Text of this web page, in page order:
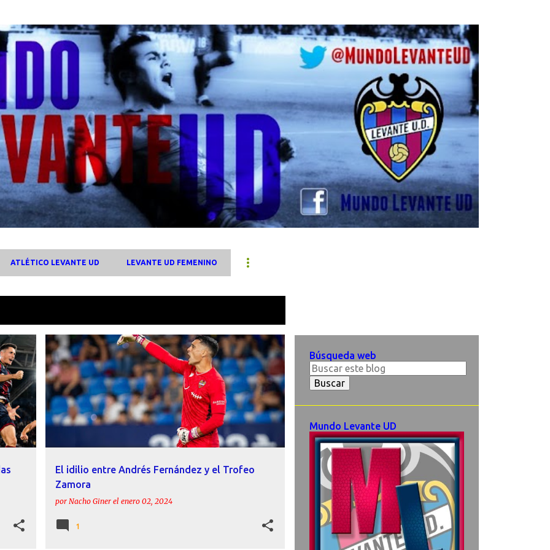
ATLÉTICO LEVANTE UD LEVANTE UD FEMENINO
+1
El idilio entre Andrés Fernández y el Trofeo
Zamora
por Nacho Giner el enero 02, 2024
ACTUALIDAD ANDRÉS FERNÁNDEZ ESTADÍSTICAS
INFORME LEVANTE +
RAÚL FERNÁNDEZ
1
Búsqueda web
Mundo Levante UD